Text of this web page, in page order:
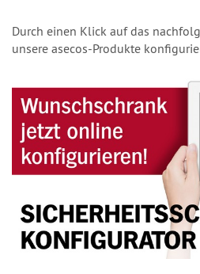
Durch einen Klick auf das
unsere asecos-Produkte